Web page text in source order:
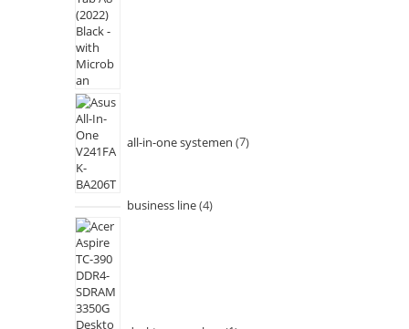
all-in-one systemen 7
business line 4